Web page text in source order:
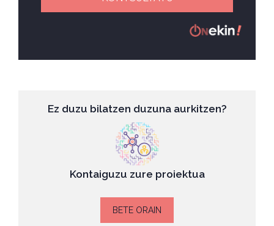
Ez duzu bilatzen duzuna aurkitzen?
Kontaiguzu zure proiektua
BETE ORAIN